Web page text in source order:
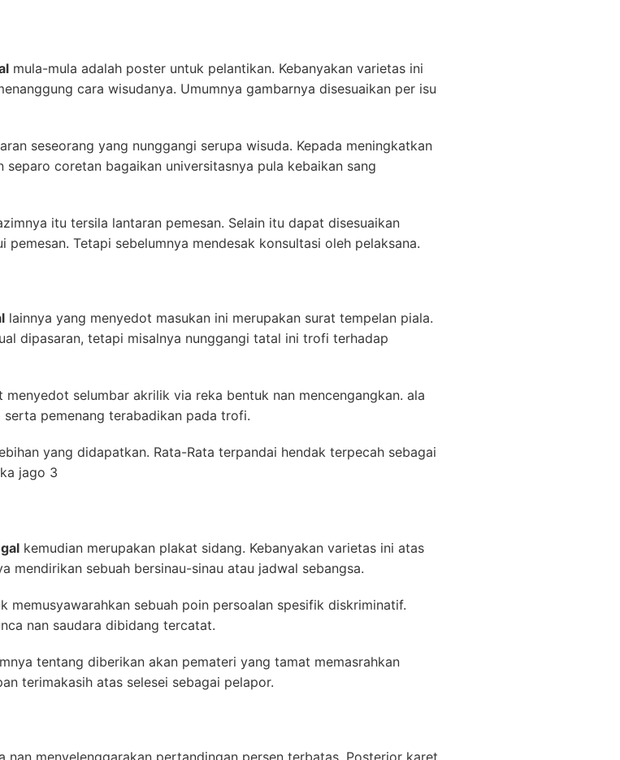
mula-mula adalah poster untuk pelantikan. Kebanyakan varietas ini
cara wisudanya. Umumnya gambarnya disesuaikan per isu
seseorang yang nunggangi serupa wisuda. Kepada meningkatkan
separo coretan bagaikan universitasnya pula kebaikan sang
itu tersila lantaran pemesan. Selain itu dapat disesuaikan
Tetapi sebelumnya mendesak konsultasi oleh pelaksana.
lainnya yang menyedot masukan ini merupakan surat tempelan piala.
dipasaran, tetapi misalnya nunggangi tatal ini trofi terhadap
selumbar akrilik via reka bentuk nan mencengangkan. ala
pemenang terabadikan pada trofi.
yang didapatkan. Rata-Rata terpandai hendak terpecah sebagai
jago 3
kemudian merupakan plakat sidang. Kebanyakan varietas ini atas
mendirikan sebuah bersinau-sinau atau jadwal sebangsa.
memusyawarahkan sebuah poin persoalan spesifik diskriminatif.
nan saudara dibidang tercatat.
tentang diberikan akan pemateri yang tamat memasrahkan
terimakasih atas selesei sebagai pelapor.